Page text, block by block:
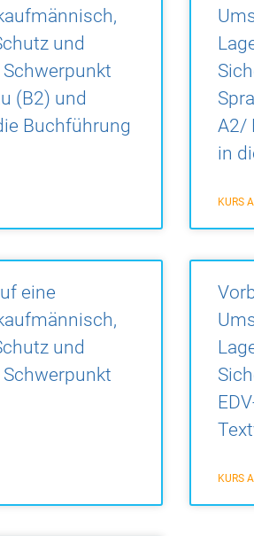
und
(B2) und
Buchführung
A2/
in
KURS
eine
und
KURS